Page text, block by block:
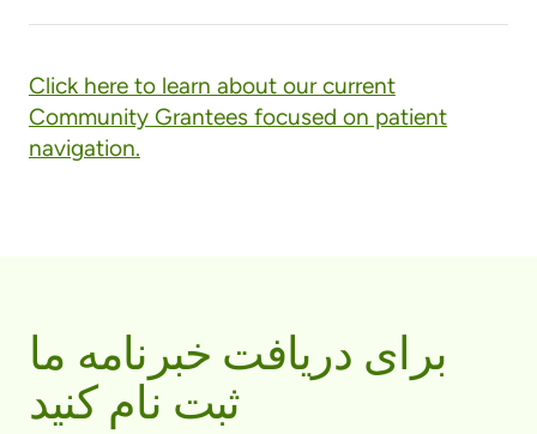
Click here to learn about our current
Community Grantees focused on patient
navigation.
برای دریافت خبرنامه ما
ثبت نام کنید